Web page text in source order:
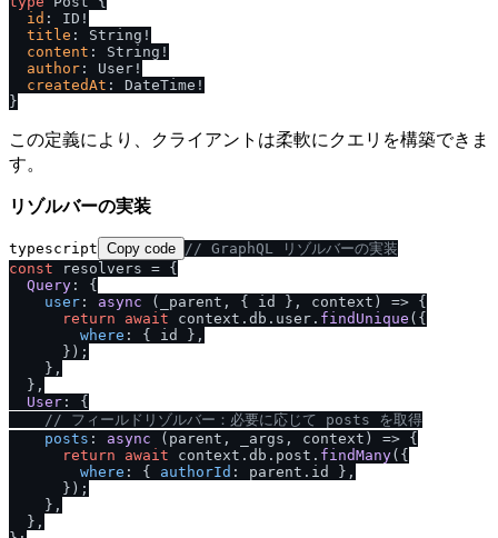
id : ID !
title : String !
content : String !
author : User !
createdAt : DateTime !
}
この定義により、クライアントは柔軟にクエリを構築できま
す。
リゾルバーの実装
typescript Copy code // GraphQL リゾルバーの実装
const resolvers = {
Query : {
user : async (_parent, { id }, context) => {
return
await context. db . user . findUnique ({
where : { id },
      });
    },
  },
User : {
// フィールドリゾルバー：必要に応じて posts を取得
posts : async (parent, _args, context) => {
return
await context. db . post . findMany({
where : { authorId : parent. id
},
      });
    },
  },